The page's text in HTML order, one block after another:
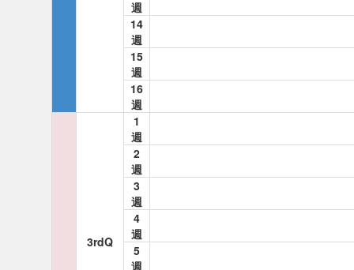
週
14
週
15
週
16
週
3rdQ
1
週
2
週
3
週
4
週
5
週